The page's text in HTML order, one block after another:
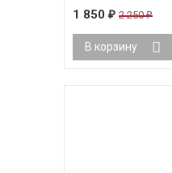
1 850 ₽ 2 250₽
В корзину